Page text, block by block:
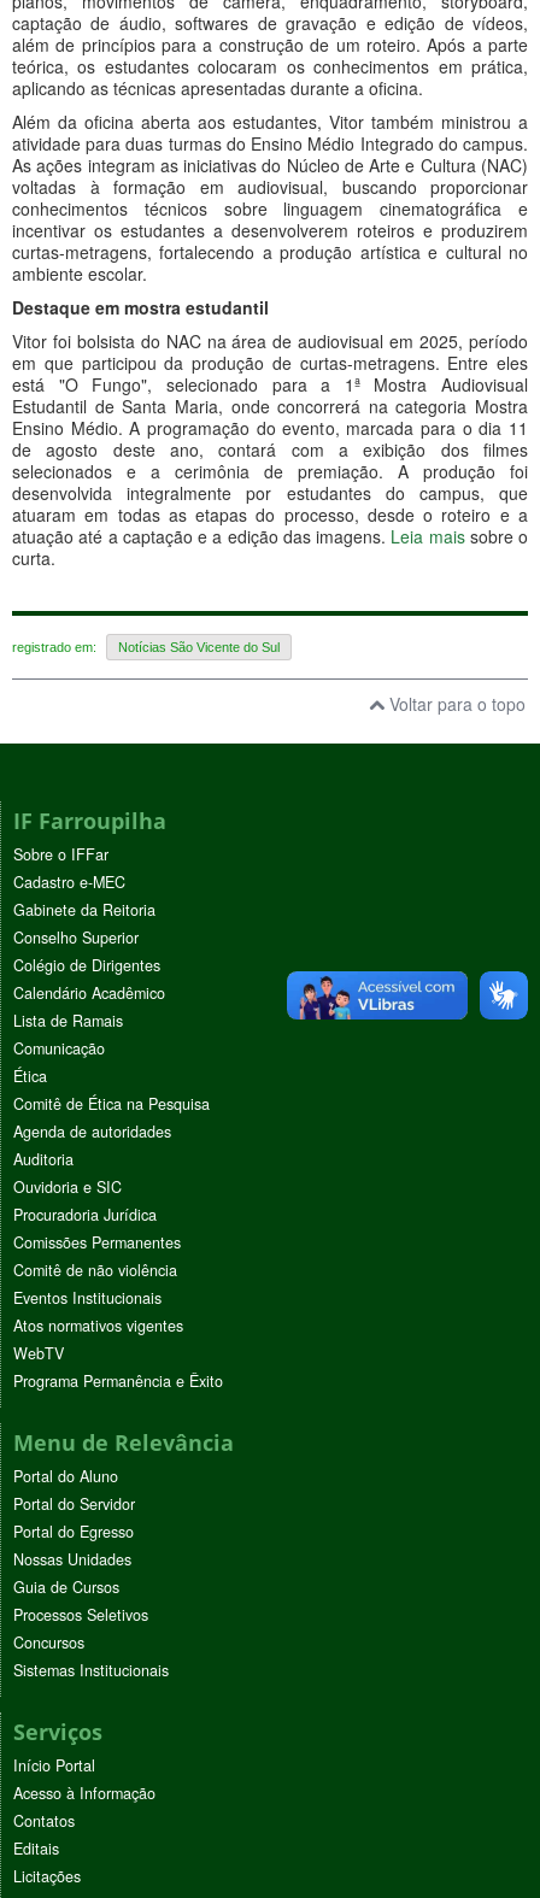
captação de áudio, softwares de gravação e edição de vídeos,
além de princípios para a construção de um roteiro. Após a parte
teórica, os estudantes colocaram os conhecimentos em prática,
aplicando as técnicas apresentadas durante a oficina.
Além da oficina aberta aos estudantes, Vitor também ministrou a
atividade para duas turmas do Ensino Médio Integrado do campus.
As ações integram as iniciativas do Núcleo de Arte e Cultura (NAC)
voltadas à formação em audiovisual, buscando proporcionar
conhecimentos técnicos sobre linguagem cinematográfica e
incentivar os estudantes a desenvolverem roteiros e produzirem
curtas-metragens, fortalecendo a produção artística e cultural no
ambiente escolar.
Destaque em mostra estudantil
Vitor foi bolsista do NAC na área de audiovisual em 2025, período
em que participou da produção de curtas-metragens. Entre eles
está "O Fungo", selecionado para a 1ª Mostra Audiovisual
Estudantil de Santa Maria, onde concorrerá na categoria Mostra
Ensino Médio. A programação do evento, marcada para o dia 11
de agosto deste ano, contará com a exibição dos filmes
selecionados e a cerimônia de premiação. A produção foi
desenvolvida integralmente por estudantes do campus, que
atuaram em todas as etapas do processo, desde o roteiro e a
atuação até a captação e a edição das imagens. Leia maissobre o
curta.
registrado em: Notícias São Vicente do Sul
Voltar para o topo
IF Farroupilha
Sobre o IFFar
Cadastro e-MEC
Gabinete da Reitoria
Conselho Superior
Colégio de Dirigentes
Calendário Acadêmico
Lista de Ramais
Comunicação
Ética
Comitê de Ética na Pesquisa
Agenda de autoridades
Auditoria
Ouvidoria e SIC
Procuradoria Jurídica
Comissões Permanentes
Comitê de não violência
Eventos Institucionais
Atos normativos vigentes
WebTV
Programa Permanência e Êxito
Menu de Relevância
Portal do Aluno
Portal do Servidor
Portal do Egresso
Nossas Unidades
Guia de Cursos
Processos Seletivos
Concursos
Sistemas Institucionais
Serviços
Início Portal
Acesso à Informação
Contatos
Editais
Licitações